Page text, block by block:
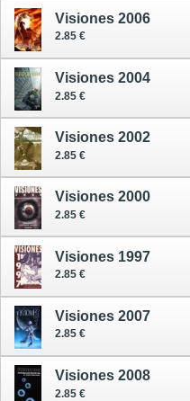
Visiones 2006
2.85 €
Visiones 2004
2.85 €
Visiones 2002
2.85 €
Visiones 2000
2.85 €
Visiones 1997
2.85 €
Visiones 2007
2.85 €
Visiones 2008
2.85 €